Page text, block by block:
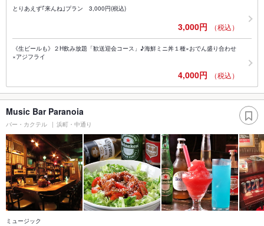
とりあえず｢来んね｣プラン 3,000円(税込)
3,000円 （税込）
《生ビールも》２H飲み放題「歓送迎会コース」♪海鮮ミニ丼１種×おでん盛り合わせ
×アジフライ
4,000円 （税込）
Music Bar Paranoia
バー・カクテル 浜町・中通り
ミュージック